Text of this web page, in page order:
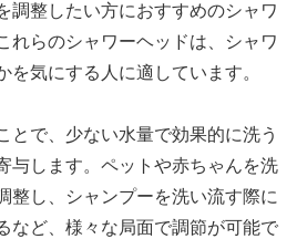
調整したい方におすすめのシャワ
れらのシャワーヘッドは、シャワ
を気にする人に適しています。
とで、少ない水量で効果的に洗う
与します。ペットや赤ちゃんを洗
整し、シャンプーを洗い流す際に
など、様々な局面で調節が可能で